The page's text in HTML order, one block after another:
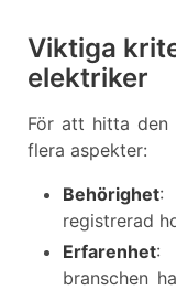
Viktiga
elektriker
För att hitta den
flera aspekter:
Behörighet:
registrerad
Erfarenhet:
branschen